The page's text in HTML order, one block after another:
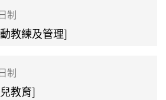
制
教練及管理]
制
教育]